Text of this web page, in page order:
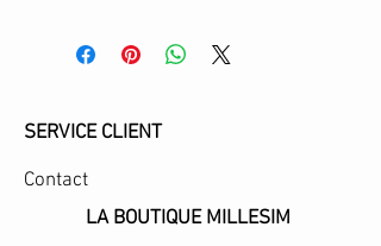
SERVICE CLIENT
Contact
LA BOUTIQUE MILLESIM